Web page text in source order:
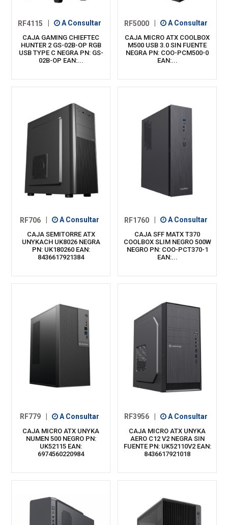
RF4115 A Consultar
CAJA GAMING CHIEFTEC
HUNTER 2 GS-02B-OP RGB
USB TYPE C NEGRA PN: GS-
02B-OP EAN:...
RF5000 A Consultar
CAJA MICRO ATX COOLBOX
M500 USB 3.0 SIN FUENTE
NEGRA PN: COO-PCM500-0
EAN:...
RF706 A Consultar
CAJA SEMITORRE ATX
UNYKACH UK8026 NEGRA
PN: UK180260 EAN:
8436617921384
RF1760 A Consultar
CAJA SFF MATX T370
COOLBOX SLIM NEGRO 500W
NEGRO PN: COO-PCT370-1
EAN:...
RF779 A Consultar
CAJA MICRO ATX UNYKA
NUMEN 500 NEGRO PN:
UK52115 EAN:
6974560220984
RF3956 A Consultar
CAJA MICRO ATX UNYKA
AERO C12 V2 NEGRA SIN
FUENTE PN: UK52110V2 EAN:
8436617921018